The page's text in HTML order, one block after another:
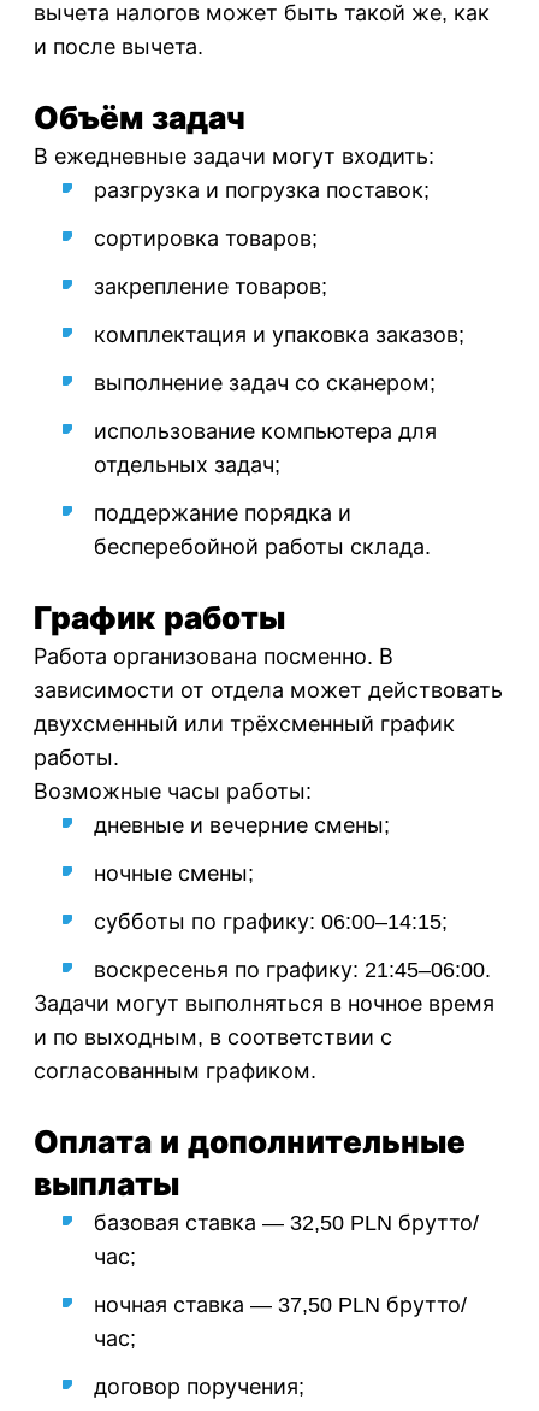
вычета налогов может быть такой же, как
и после вычета.
Объём задач
В ежедневные задачи могут входить:
разгрузка и погрузка поставок;
сортировка товаров;
закрепление товаров;
комплектация и упаковка заказов;
выполнение задач со сканером;
использование компьютера для
отдельных задач;
поддержание порядка и
бесперебойной работы склада.
График работы
Работа организована посменно. В
зависимости от отдела может действовать
двухсменный или трёхсменный график
работы.
Возможные часы работы:
дневные и вечерние смены;
ночные смены;
субботы по графику: 06:00–14:15;
воскресенья по графику: 21:45–06:00.
Задачи могут выполняться в ночное время
и по выходным, в соответствии с
согласованным графиком.
Оплата и дополнительные
выплаты
базовая ставка — 32,50 PLN брутто/
час;
ночная ставка — 37,50 PLN брутто/
час;
договор поручения;